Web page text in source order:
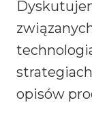
opisów